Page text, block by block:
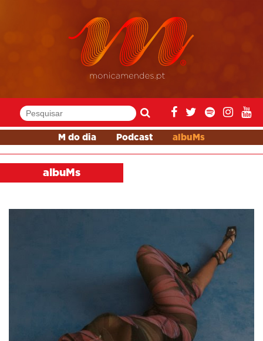
M do dia Podcast albuMs
albuMs